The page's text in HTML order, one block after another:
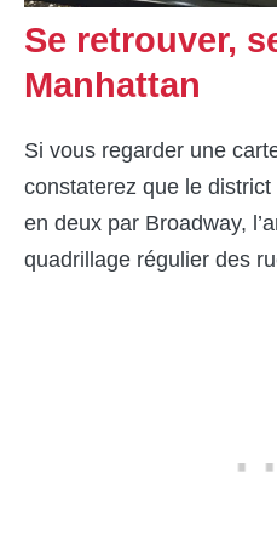
Se retrouver,
Manhattan
Si vous regarder une
constaterez que le
en deux par Broadway,
quadrillage régulier des